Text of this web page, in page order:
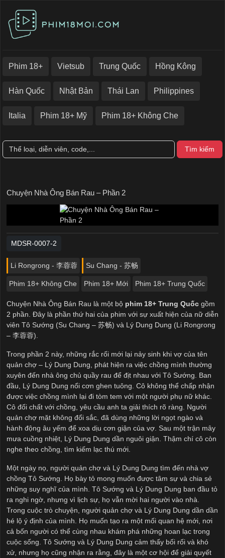
Phim 18+ Vietsub Trung Quốc Hồng Kông
Hàn Quốc Nhật Bản Thái Lan Philippines
Italia Phim 18+ Mỹ Phim 18+ Không Che
Tìm kiếm
Chuyện Nhà Ông Bán Rau – Phần 2
MDSR-0007-2
Li Rongrong - 李蓉蓉 Su Chang - 苏畅
Phim 18+ Không Che Phim 18+ Mới Phim 18+ Trung Quốc
Chuyện Nhà Ông Bán Rau là một bộ phim 18+ Trung Quốc gồm
2 phần. Đây là phần thứ hai của phim với sự xuất hiện của nữ diễn
viên Tô Sướng (Su Chang – 苏畅) và Lý Dung Dung (Li Rongrong
– 李蓉蓉).
Trong phần 2 này, những rắc rối mới lại nảy sinh khi vợ của tên
quản chợ – Lý Dung Dung, phát hiện ra việc chồng mình thường
xuyên đến nhà ông chủ quầy rau để địt nhau với Tô Sướng. Ban
đầu, Lý Dung Dung nổi cơn ghen tuông. Cô không thể chấp nhận
được việc chồng mình lại đi tòm tem với một người phụ nữ khác.
Cô đối chất với chồng, yêu cầu anh ta giải thích rõ ràng. Người
quản chợ mặt không đổi sắc, đã dùng những lời ngọt ngào và
hành động âu yếm để xoa dịu cơn giận của vợ. Sau một trận mây
mưa cuồng nhiệt, Lý Dung Dung dần nguôi giận. Thậm chí cô còn
nghe theo chồng, tìm kiếm lạc thú mới.
Một ngày nọ, người quản chợ và Lý Dung Dung tìm đến nhà vợ
chồng Tô Sướng. Họ bày tỏ mong muốn được tâm sự và chia sẻ
những suy nghĩ của mình. Tô Sướng và Lý Dung Dung ban đầu tỏ
ra nghi ngờ, nhưng vì lịch sự, họ vẫn mời hai người vào nhà.
Trong cuộc trò chuyện, người quản chợ và Lý Dung Dung dần dần
hé lộ ý định của mình. Họ muốn tạo ra một mối quan hệ mới, nơi
cả bốn người có thể cùng nhau khám phá những hoan lạc trong
cuộc sống. Tô Sướng và Lý Dung Dung cảm thấy bối rối và khó
xử, nhưng họ cũng nhận ra rằng, đây là một cơ hội để giải quyết